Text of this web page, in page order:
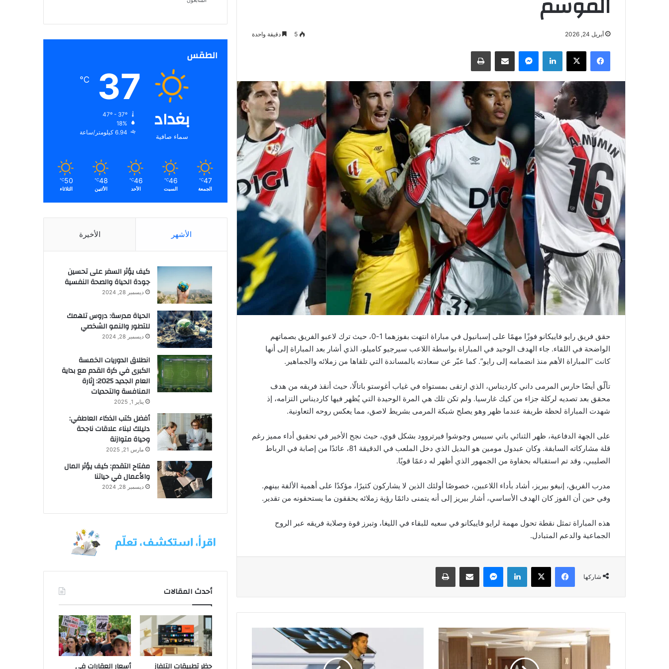
أبريل 24, 2026 5 دقيقة واحدة
فيسبوك لينكدإن
حقق فريق رايو فاييكانو فوزًا مهمًا على إسبانيول في مباراة انتهت بفوزهما 1-0، حيث ترك لاعبو الفريق بصماتهم
الواضحة في اللقاء. جاء الهدف الوحيد في المباراة بواسطة اللاعب سيرجيو كاميلو، الذي أشار بعد المباراة إلى أنها
كانت “المباراة الأهم منذ انضمامه إلى رايو”. كما عبّر عن سعادته بالمساندة التي تلقاها من زملائه والجماهير.
تألّق أيضًا حارس المرمى داني كارديناس، الذي ارتقى بمستواه في غياب أغوستو باتالّا، حيث أنقذ فريقه من هدف
محقق بعد تصديه لركلة جزاء من كيك غارسيا. ولم تكن تلك هي المرة الوحيدة التي يُظهر فيها كارديناس التزامه، إذ
شهدت المباراة لحظة طريفة عندما ظهر وهو يصلح شبكة المرمى بشريط لاصق، مما يعكس روحه التعاونية.
على الجهة الدفاعية، ظهر الثنائي باتي سييس وجوشوا فيرتروود بشكل قوي، حيث نجح الأخير في تحقيق أداء مميز رغم
قلة مشاركاته السابقة. وكان عبدول مومين هو البديل الذي دخل الملعب في الدقيقة 81، عائدًا من إصابة في الرباط
الصليبي، وقد تم استقباله بحفاوة من الجمهور الذي أظهر له دعمًا قويًا.
مدرب الفريق، إنيغو بيريز، أشاد بأداء اللاعبين، خصوصًا أولئك الذين لا يشاركون كثيرًا، مؤكدًا على أهمية الألفة بينهم.
وفي حين أن الفوز كان الهدف الأساسي، أشار بيريز إلى أنه يتمنى دائمًا رؤية زملائه يحققون ما يستحقونه من تقدير.
هذه المباراة تمثل نقطة تحول مهمة لرايو فاييكانو في سعيه للبقاء في الليغا، وتبرز قوة وصلابة فريقه عبر الروح
الجماعية والدعم المتبادل.
شاركها
فيسبوك لينكدإن
أ
ه
ي
الطقس
بغداد
سماء صافية
37
℃
18%
6.94 كيلومتر/ساعة
47
℃
الجمعة
46
℃
السبت
46
℃
الأحد
48
℃
الأثنين
50
℃
الثلاثاء
الأشهر الأخيرة
كيف يؤثر السفر على تحسين
جودة الحياة والصحة النفسية
ديسمبر 28, 2024
الحياة مدرسة: دروس تلهمك
للتطور والنمو الشخصي
ديسمبر 28, 2024
انطلاق الدوريات الخمسة
الكبرى في كرة القدم مع بداية
العام الجديد 2025: إثارة
المنافسة والتحديات
يناير 1, 2025
أفضل كتب الذكاء العاطفي:
دليلك لبناء علاقات ناجحة
وحياة متوازنة
مارس 21, 2025
مفتاح التقدم: كيف يؤثر المال
والأعمال في حياتنا
ديسمبر 28, 2024
أحدث المقالات